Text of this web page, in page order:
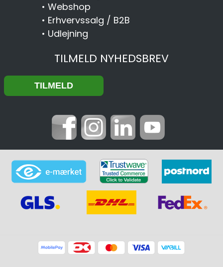
• Webshop
• Erhvervssalg / B2B
• Udlejning
TILMELD NYHEDSBREV